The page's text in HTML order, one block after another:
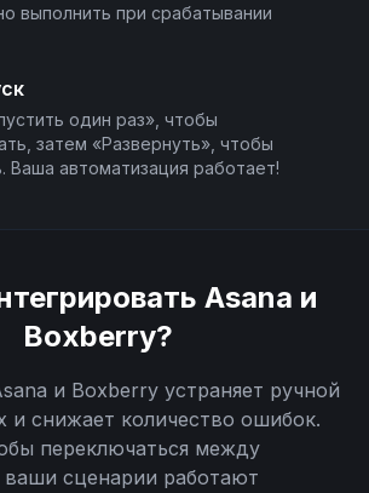
выполнить при срабатывании
один раз», чтобы
затем «Развернуть», чтобы
Ваша автоматизация работает!
Asana и
Boxberry?
и Boxberry устраняет ручной
и снижает количество ошибок.
переключаться между
сценарии работают